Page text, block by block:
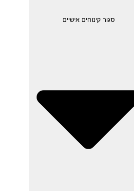
סגור קינוחים אישיים